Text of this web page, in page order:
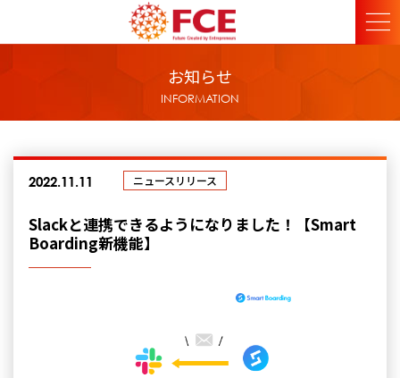
お知らせ
INFORMATION
2022.11.11 ニュースリリース
Slackと連携できるようになりました！【Smart
Boarding新機能】